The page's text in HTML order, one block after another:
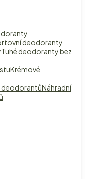
deodoranty
Tuhé deodoranty bez
Krémové
Náhradní